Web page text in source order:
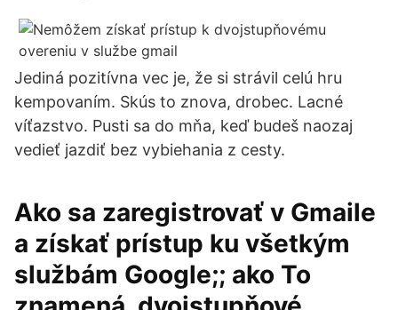
Jediná pozitívna vec je, že si strávil celú hru
kempovaním. Skús to znova, drobec. Lacné
víťazstvo. Pusti sa do mňa, keď budeš naozaj
vedieť jazdiť bez vybiehania z cesty.
Ako sa zaregistrovať v Gmaile
a získať prístup ku všetkým
službám Google;; ako To